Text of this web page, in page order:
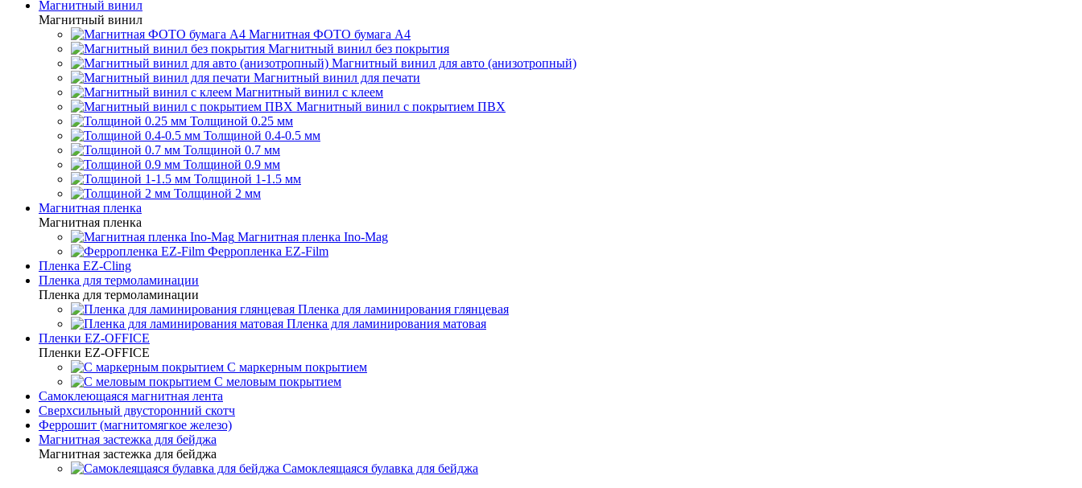
Магнитный винил
Магнитный винил
Магнитная ФОТО бумага А4
Магнитный винил без покрытия
Магнитный винил для авто (анизотропный)
Магнитный винил для печати
Магнитный винил с клеем
Магнитный винил с покрытием ПВХ
Толщиной 0.25 мм
Толщиной 0.4-0.5 мм
Толщиной 0.7 мм
Толщиной 0.9 мм
Толщиной 1-1.5 мм
Толщиной 2 мм
Магнитная пленка
Магнитная пленка
Магнитная пленка Ino-Mag
Ферропленка EZ-Film
Пленка EZ-Cling
Пленка для термоламинации
Пленка для термоламинации
Пленка для ламинирования глянцевая
Пленка для ламинирования матовая
Пленки EZ-OFFICE
Пленки EZ-OFFICE
С маркерным покрытием
С меловым покрытием
Самоклеющаяся магнитная лента
Сверхсильный двусторонний скотч
Феррошит (магнитомягкое железо)
Магнитная застежка для бейджа
Магнитная застежка для бейджа
Самоклеящаяся булавка для бейджа